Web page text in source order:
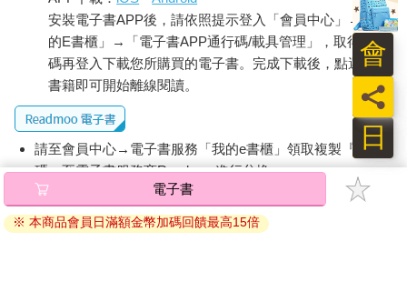
安裝電子書APP後，請依照提示登入「會員中心」→「我
的E書櫃」→「電子書APP通行碼/載具管理」，取得通行
碼再登入下載您所購買的電子書。完成下載後，點選任一
書籍即可開始離線閱讀。
請至會員中心→電子書服務「我的e書櫃」領取複製『兌換
碼』至電子書服務商Readmoo進行兌換。
退換貨須知：
因版權保護，您在金石堂所購買的電子書僅能以金石堂專屬
電子書
※ 本商品會員日滿額金幣加碼回饋最高15倍
日
員
會